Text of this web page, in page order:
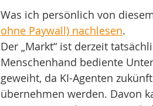
Was ich persönlich von
ohne Paywall) nachlesen.
Der „Markt“ ist derzeit
Menschenhand bediente
geweiht, da KI-Agenten
übernehmen werden. Davon